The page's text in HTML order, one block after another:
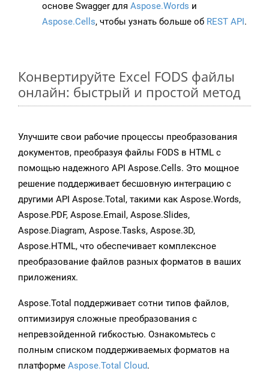
основе Swagger для Aspose.Words и
Aspose.Cells, чтобы узнать больше об REST API.
Конвертируйте Excel FODS файлы
онлайн: быстрый и простой метод
Улучшите свои рабочие процессы преобразования
документов, преобразуя файлы FODS в HTML с
помощью надежного API Aspose.Cells. Это мощное
решение поддерживает бесшовную интеграцию с
другими API Aspose.Total, такими как Aspose.Words,
Aspose.PDF, Aspose.Email, Aspose.Slides,
Aspose.Diagram, Aspose.Tasks, Aspose.3D,
Aspose.HTML, что обеспечивает комплексное
преобразование файлов разных форматов в ваших
приложениях.
Aspose.Total поддерживает сотни типов файлов,
оптимизируя сложные преобразования с
непревзойденной гибкостью. Ознакомьтесь с
полным списком поддерживаемых форматов на
платформе Aspose.Total Cloud.